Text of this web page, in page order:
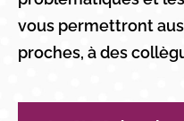
vous permettront
proches, à des